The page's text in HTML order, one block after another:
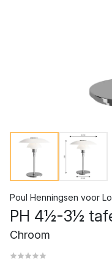
Poul Henningsen voor
PH 4½-3½
Chroom